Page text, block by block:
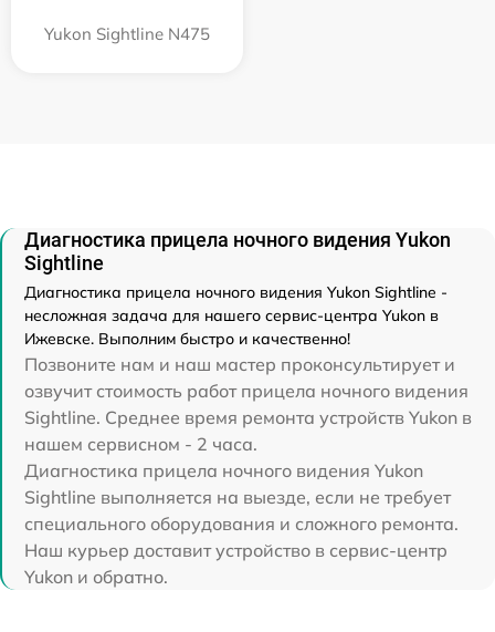
Yukon Sightline N475
Диагностика прицела ночного видения Yukon
Sightline
Диагностика прицела ночного видения Yukon Sightline -
несложная задача для нашего сервис-центра Yukon в
Ижевске. Выполним быстро и качественно!
Позвоните нам и наш мастер проконсультирует и
озвучит стоимость работ прицела ночного видения
Sightline. Среднее время ремонта устройств Yukon в
нашем сервисном - 2 часа.
Диагностика прицела ночного видения Yukon
Sightline выполняется на выезде, если не требует
специального оборудования и сложного ремонта.
Наш курьер доставит устройство в сервис-центр
Yukon и обратно.